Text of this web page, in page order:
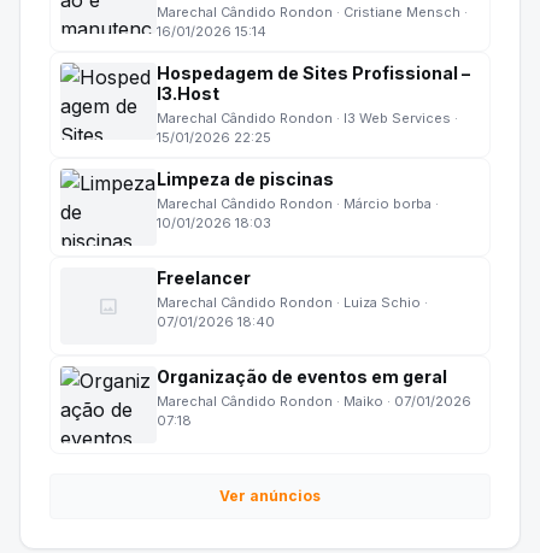
Marechal Cândido Rondon · Cristiane Mensch ·
16/01/2026 15:14
Hospedagem de Sites Profissional –
I3.Host
Marechal Cândido Rondon · I3 Web Services ·
15/01/2026 22:25
Limpeza de piscinas
Marechal Cândido Rondon · Márcio borba ·
10/01/2026 18:03
image
Freelancer
Marechal Cândido Rondon · Luiza Schio ·
07/01/2026 18:40
Organização de eventos em geral
Marechal Cândido Rondon · Maiko · 07/01/2026
07:18
Ver anúncios